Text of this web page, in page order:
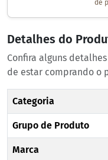
de
Detalhes do
Confira alguns
de estar comprando o
Categoria
Grupo de Produto
Marca